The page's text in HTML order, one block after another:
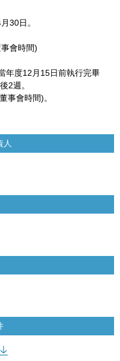
30日。
會時間)
年度12月15日前執行完畢
2週。
事會時間)。
人